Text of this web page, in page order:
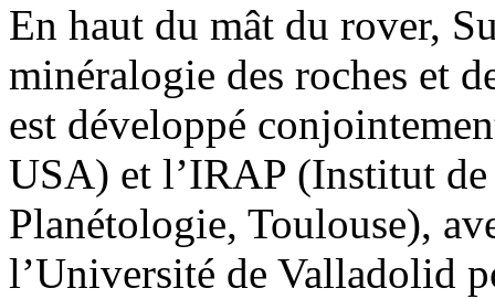
En haut du mât du rover,
minéralogie des roches et
est développé
USA) et l’IRAP (Institut
Planétologie, Toulouse),
l’Université de Valladolid